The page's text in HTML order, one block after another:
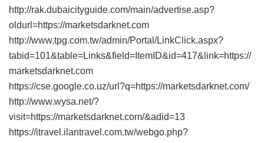
http://rak.dubaicityguide.com/main/advertise.asp?
oldurl=https://marketsdarknet.com
http://www.tpg.com.tw/admin/Portal/LinkClick.aspx?
tabid=101&table=Links&field=ItemID&id=417&link=https://
marketsdarknet.com
https://cse.google.co.uz/url?q=https://marketsdarknet.com/
http://www.wysa.net/?
visit=https://marketsdarknet.com/&adid=13
https://itravel.ilantravel.com.tw/webgo.php?